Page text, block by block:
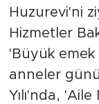
Huzurevi'ni
Hizmetler
'Büyük
anneler
Yılı'nda,